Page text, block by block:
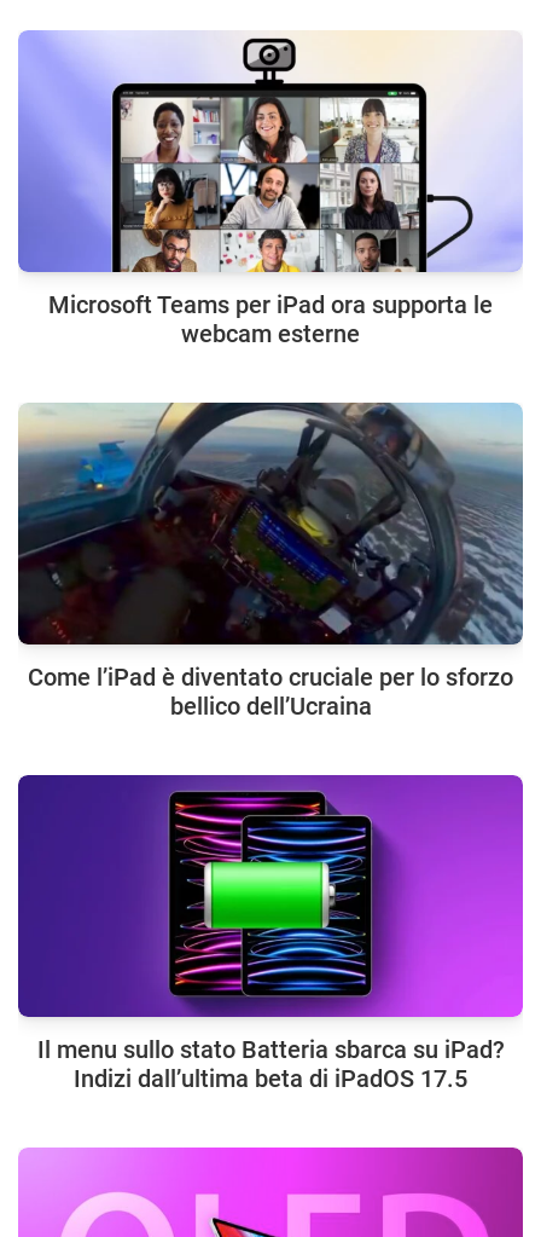
Microsoft Teams per iPad ora supporta le
webcam esterne
Come l’iPad è diventato cruciale per lo sforzo
bellico dell’Ucraina
Il menu sullo stato Batteria sbarca su iPad?
Indizi dall’ultima beta di iPadOS 17.5